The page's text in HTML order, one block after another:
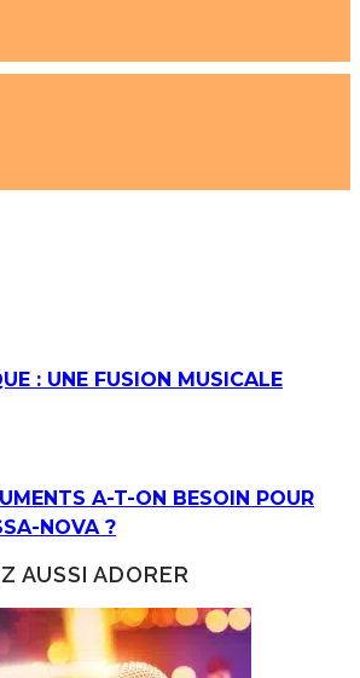
: UNE FUSION MUSICALE
A-T-ON BESOIN POUR
NOVA ?
AUSSI ADORER